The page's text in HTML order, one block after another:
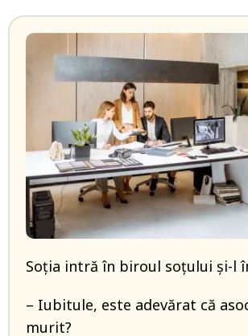
Soția intră în biroul soțului și-l
– Iubitule, este adevărat că
murit?